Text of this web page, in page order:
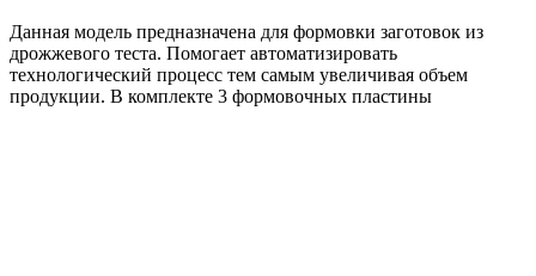
Данная модель предназначена для формовки заготовок из
дрожжевого теста. Помогает автоматизировать
технологический процесс тем самым увеличивая объем
продукции. В комплекте 3 формовочных пластины